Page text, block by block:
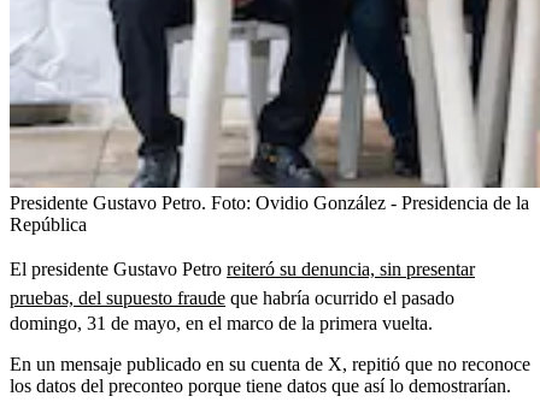
Presidente Gustavo Petro. Foto: Ovidio González - Presidencia de la
República
El presidente Gustavo Petro reiteró su denuncia, sin presentar
pruebas, del supuesto fraude que habría ocurrido el pasado
domingo, 31 de mayo, en el marco de la primera vuelta.
En un mensaje publicado en su cuenta de X, repitió que no reconoce
los datos del preconteo porque tiene datos que así lo demostrarían.